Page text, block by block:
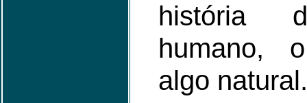
história
humano,
algo natural.